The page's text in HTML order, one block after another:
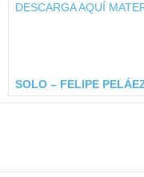
DESCARGA AQUÍ
SOLO – FELIPE